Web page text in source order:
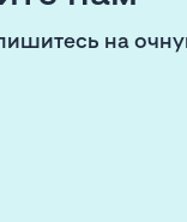
на